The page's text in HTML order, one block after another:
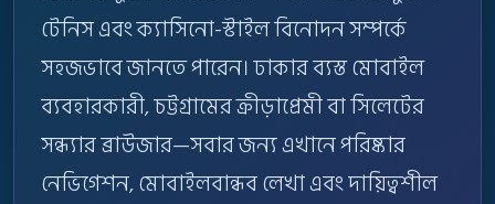
টেনিস এবং ক্যাসিনো-স্টাইল বিনোদন সম্পর্কে
সহজভাবে জানতে পারেন। ঢাকার ব্যস্ত মোবাইল
ব্যবহারকারী, চট্টগ্রামের ক্রীড়াপ্রেমী বা সিলেটের
সন্ধ্যার ব্রাউজার—সবার জন্য এখানে পরিষ্কার
নেভিগেশন, মোবাইলবান্ধব লেখা এবং দায়িত্বশীল